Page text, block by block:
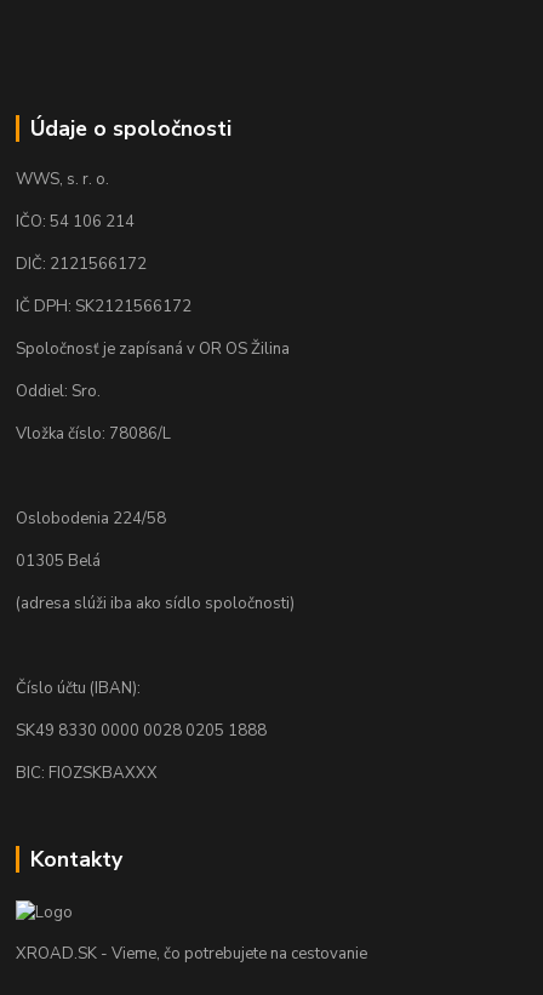
Údaje o spoločnosti
WWS, s. r. o.
IČO: 54 106 214
DIČ: 2121566172
IČ DPH: SK2121566172
Spoločnosť je zapísaná v OR OS Žilina
Oddiel: Sro.
Vložka číslo: 78086/L
Oslobodenia 224/58
01305 Belá
(adresa slúži iba ako sídlo spoločnosti)
Číslo účtu (IBAN):
SK49 8330 0000 0028 0205 1888
BIC: FIOZSKBAXXX
Kontakty
XROAD.SK - Vieme, čo potrebujete na cestovanie